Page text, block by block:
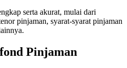
serta akurat, mulai dari
pinjaman, syarat-syarat pinjaman
Pinjaman